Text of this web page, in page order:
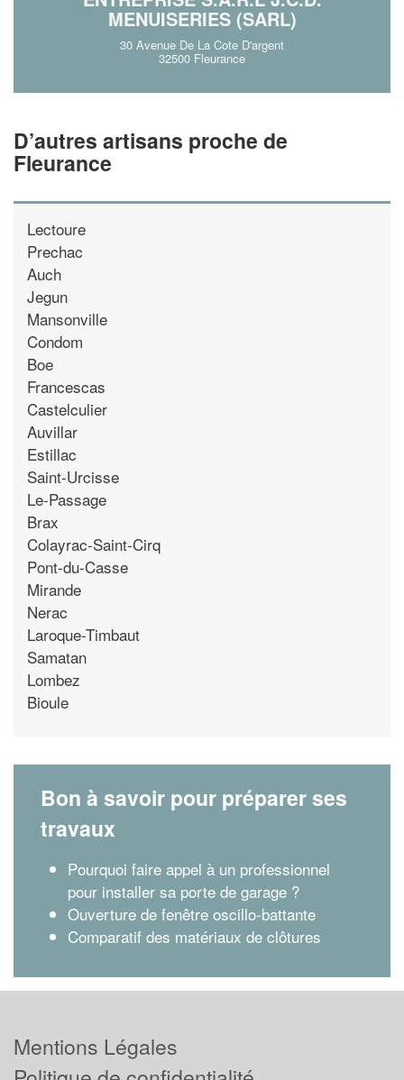
MENUISERIES (SARL)
30 Avenue De La Cote D'argent
32500 Fleurance
D’autres artisans proche de
Fleurance
Lectoure
Prechac
Auch
Jegun
Mansonville
Condom
Boe
Francescas
Castelculier
Auvillar
Estillac
Saint-Urcisse
Le-Passage
Brax
Colayrac-Saint-Cirq
Pont-du-Casse
Mirande
Nerac
Laroque-Timbaut
Samatan
Lombez
Bioule
Bon à savoir pour préparer ses
travaux
Pourquoi faire appel à un professionnel
pour installer sa porte de garage ?
Ouverture de fenêtre oscillo-battante
Comparatif des matériaux de clôtures
Mentions Légales